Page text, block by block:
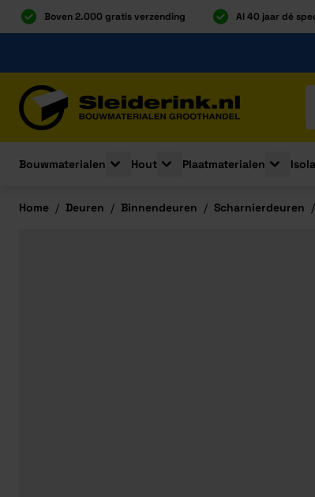
Boven 2.000 gratis verzending Al 40 jaar dé
Bouwmaterialen
Toggle submenu for Bouwmaterialen
Hout
Toggle submenu for Hout
Plaatmaterialen
Toggle
Home / Deuren / Binnendeuren / Scharnierdeuren /